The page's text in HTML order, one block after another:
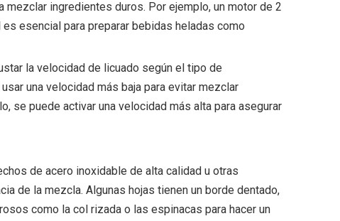
ingredientes duros. Por ejemplo, un motor de 2
esencial para preparar bebidas heladas como
la velocidad de licuado según el tipo de
una velocidad más baja para evitar mezclar
se puede activar una velocidad más alta para asegurar
de acero inoxidable de alta calidad u otras
de la mezcla. Algunas hojas tienen un borde dentado,
como la col rizada o las espinacas para hacer un